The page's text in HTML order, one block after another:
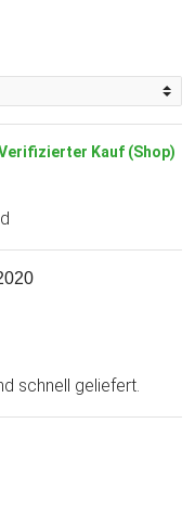
Kauf (Shop)
schnell geliefert.